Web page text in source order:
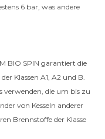
6 bar, was andere
BIO SPIN garantiert die
Klassen A1, A2 und B.
verwenden, die um bis zu
von Kesseln anderer
Brennstoffe der Klasse